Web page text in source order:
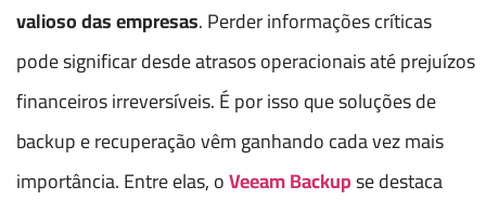
valioso das empresas. Perder informações críticas
pode significar desde atrasos operacionais até prejuízos
financeiros irreversíveis. É por isso que soluções de
backup e recuperação vêm ganhando cada vez mais
importância. Entre elas, oVeeam Backupse destaca